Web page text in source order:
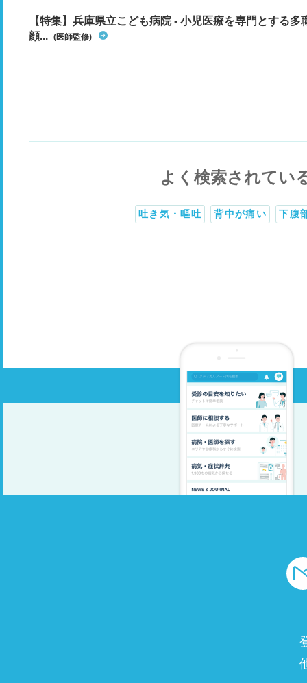
【特集】兵庫県立こども病院 - 小児医療を専門とする
顔... (医師監修)
よく検索されてい
吐き気・嘔吐 背中が痛い 下腹